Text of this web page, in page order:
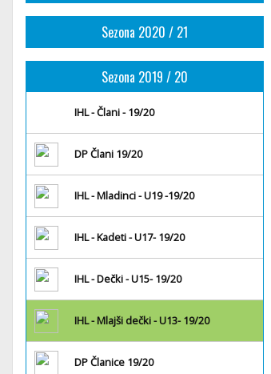
Sezona 2020 / 21
Sezona 2019 / 20
IHL - Člani - 19/20
DP Člani 19/20
IHL - Mladinci - U19 -19/20
IHL - Kadeti - U17- 19/20
IHL - Dečki - U15- 19/20
IHL - Mlajši dečki - U13- 19/20
DP Članice 19/20